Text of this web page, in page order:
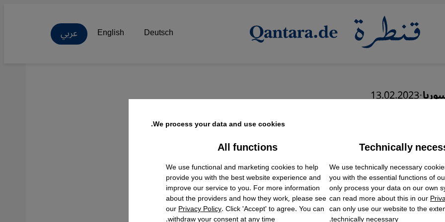
Deutsch
English عربي
·
13.02.2023
الحرب السورية على جهود
من الزلزال
We process your data and use cookies.
Technically
We use technically necessary
you with the essential functions of
only process your data on our own
can read more about this in our
can only use our website to the
All functions
We use functional and marketing cookies to help
provide you with the best website experience and
improve our service to you. For more information
about the providers and how they work, please see
ourPrivacy Policy. Click 'Accept' to agree. You can
Facebook Embed / Facebook Connect
Twitter Embed
Instagram Embed
Youtube Embed
Google Maps Embed